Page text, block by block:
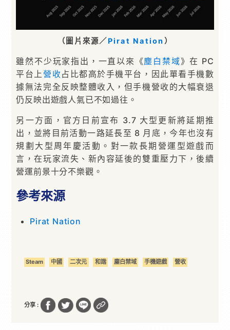
（圖片來源／ Pirat Nation ）
雖然不少玩家指出，一直以來《塵白禁域》在 PC
平台上 營收占比都高於手機平台，因此單看手機數
據無法完全反映整體收入，但手機營收的大幅衰退
仍反映出遊戲人氣已不如過往。
另一方面，官方日前宣布 3.7 大型更新將延期推
出，並將目前活動一路延長至 8 月底，今年也沒有
規劃大型周年慶活動。對一款長期營運型遊戲而
言，在玩家流失、新內容延後的雙重壓力下，後續
營運前景十分不樂觀。
參考來源
Pirat Nation
Steam 中國 二次元 和諧 塵白禁域 手機遊戲 營收
分享 :